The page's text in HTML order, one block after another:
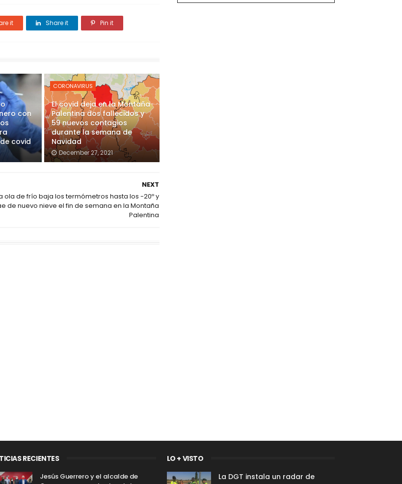
it Share it Pin it
con
covid
CORONAVIRUS
El covid deja en la Montaña
Palentina dos fallecidos y
59 nuevos contagios
durante la semana de
Navidad
December 27, 2021
NEXT
ola de frío baja los termómetros hasta los -20º y
de nuevo nieve el fin de semana en la Montaña
Palentina
RECIENTES
Jesús Guerrero y el alcalde de
LO + VISTO
La DGT instala un radar de